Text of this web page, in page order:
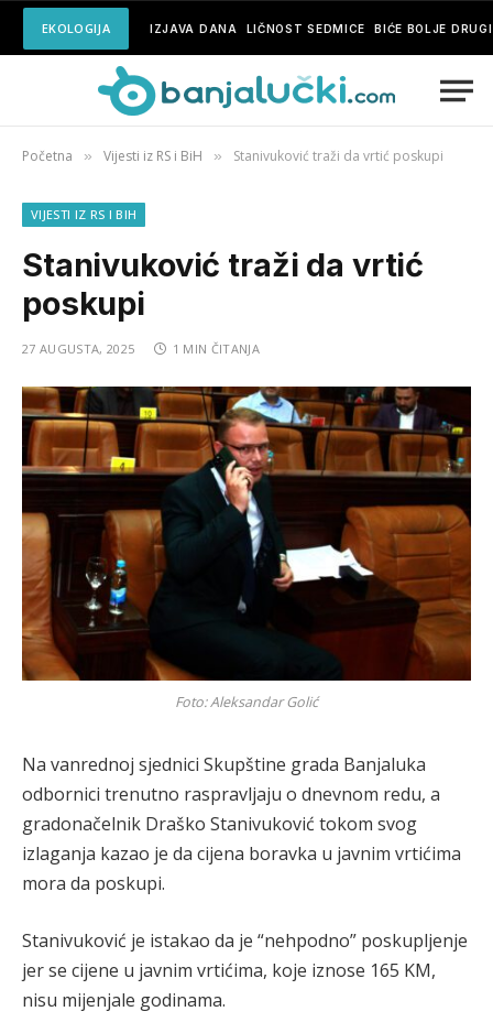
EKOLOGIJA IZJAVA DANA LIČNOST SEDMICE BIĆE BOLJE
Početna » Vijesti iz RS i BiH » Stanivuković traži da vrtić poskupi
VIJESTI IZ RS I BIH
Stanivuković traži da vrtić
poskupi
27 AUGUSTA, 2025 1 MIN ČITANJA
Foto: Aleksandar Golić
Na vanrednoj sjednici Skupštine grada Banjaluka
odbornici trenutno raspravljaju o dnevnom redu, a
gradonačelnik Draško Stanivuković tokom svog
izlaganja kazao je da cijena boravka u javnim vrtićima
mora da poskupi.
Stanivuković je istakao da je “nehpodno” poskupljenje
jer se cijene u javnim vrtićima, koje iznose 165 KM,
nisu mijenjale godinama.